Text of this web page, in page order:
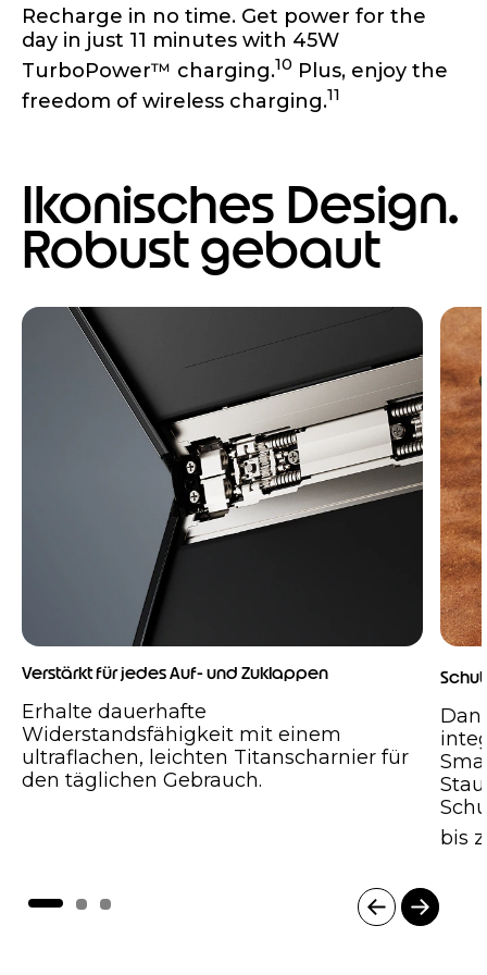
Recharge in no time. Get power for the
day in just 11 minutes with 45W
TurboPower™ charging.10 Plus, enjoy the
freedom of wireless charging.11
Ikonisches Design.
Robust gebaut
Verstärkt für jedes Auf- und Zuklappen
Erhalte dauerhafte
Widerstandsfähigkeit mit einem
ultraflachen, leichten Titanscharnier für
den täglichen Gebrauch.
bis